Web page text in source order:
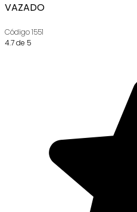
VAZADO
Código1551
4.7 de 5